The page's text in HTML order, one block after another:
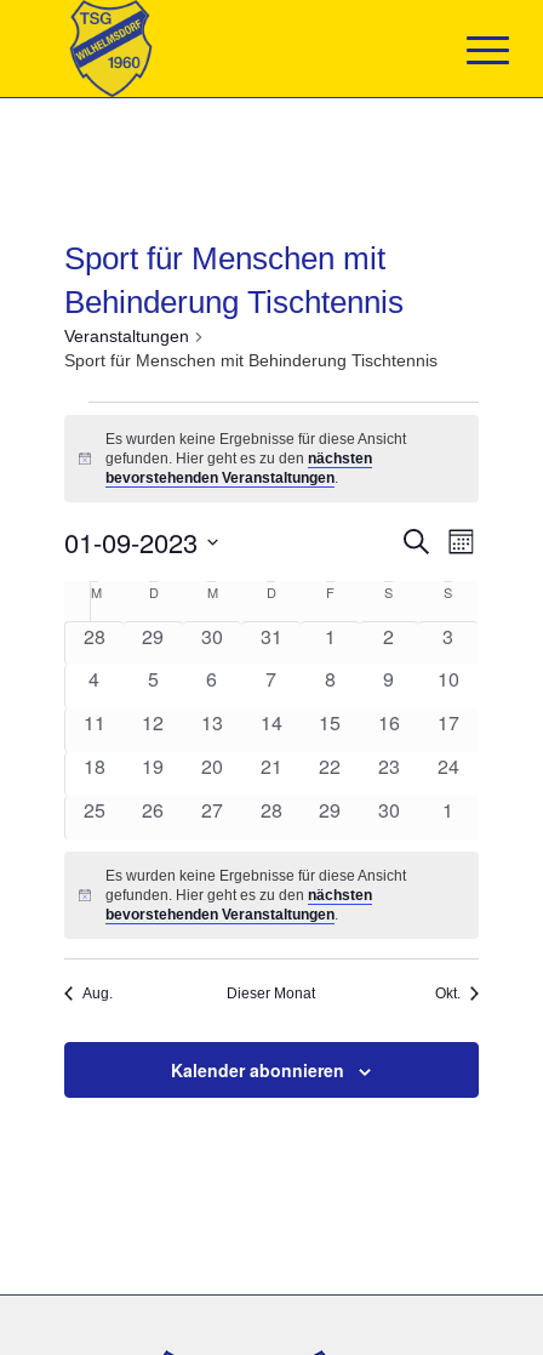
Sport für Menschen mit
Behinderung Tischtennis
Veranstaltungen
Sport für Menschen mit Behinderung Tischtennis
Hinweis
Es wurden keine Ergebnisse für diese Ansicht
gefunden. Hier geht es zu den nächsten
bevorstehenden Veranstaltungen.
Suche
Ansichten,
Navigation
Suche
Monat
01-09-2023
wählen.
Kalender
Veranstaltungen
MMontag DDienstagM MittwochD Donnerstag
FFreitag S SamstagS
0
28
0
29
0
30
0
31
0
1
0
2
0
3
0
4
0
5
0
6
0
7
0
8
0
9
0
10
0
11
0
12
0
13
0
14
0
15
0
16
0
17
0
18
0
19
0
20
0
21
0
22
0
23
0
24
0
25
0
26
0
27
0
28
0
29
0
30
0
1
Hinweis
Es wurden keine Ergebnisse für diese Ansicht
gefunden. Hier geht es zu den nächsten
bevorstehenden Veranstaltungen.
Aug. Dieser Monat Okt.
Kalender abonnieren